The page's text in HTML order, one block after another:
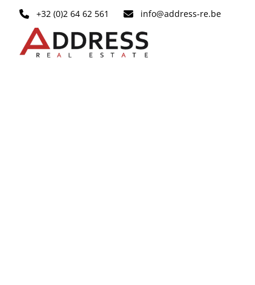
Aller au contenu principal
+32 (0)2 64 62 561 info@address-re.be